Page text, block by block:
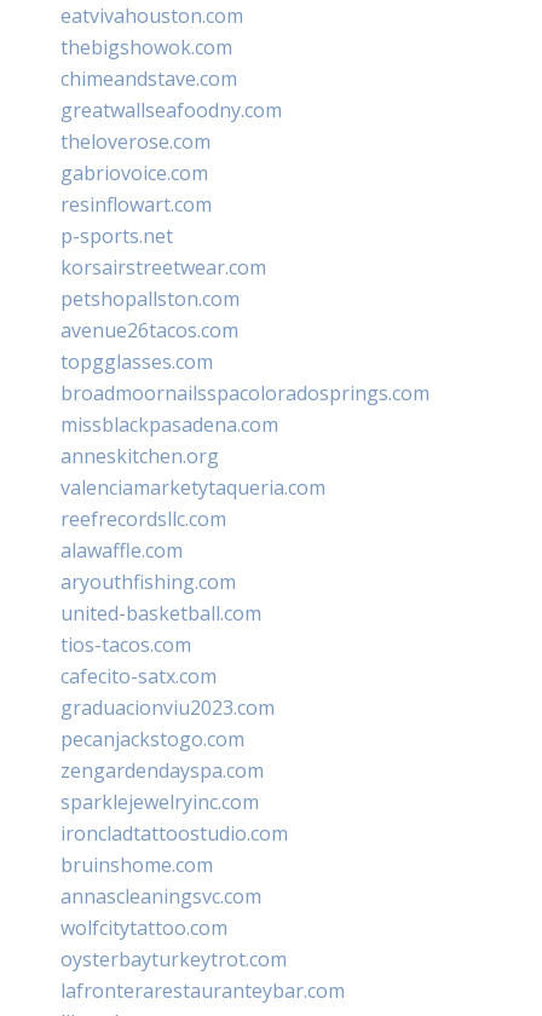
eatvivahouston.com
thebigshowok.com
chimeandstave.com
greatwallseafoodny.com
theloverose.com
gabriovoice.com
resinflowart.com
p-sports.net
korsairstreetwear.com
petshopallston.com
avenue26tacos.com
topgglasses.com
broadmoornailsspacoloradosprings.com
missblackpasadena.com
anneskitchen.org
valenciamarketytaqueria.com
reefrecordsllc.com
alawaffle.com
aryouthfishing.com
united-basketball.com
tios-tacos.com
cafecito-satx.com
graduacionviu2023.com
pecanjackstogo.com
zengardendayspa.com
sparklejewelryinc.com
ironcladtattoostudio.com
bruinshome.com
annascleaningsvc.com
wolfcitytattoo.com
oysterbayturkeytrot.com
lafronterarestauranteybar.com